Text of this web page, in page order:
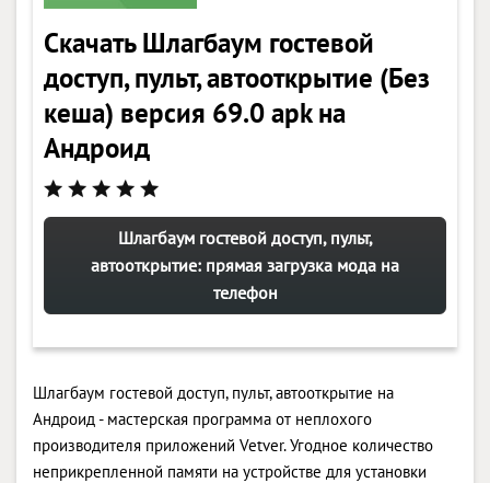
Скачать Шлагбаум гостевой
доступ, пульт, автооткрытие (Без
кеша) версия 69.0 apk на
Андроид
Шлагбаум гостевой доступ, пульт,
автооткрытие: прямая загрузка мода на
телефон
Шлагбаум гостевой доступ, пульт, автооткрытие на
Андроид - мастерская программа от неплохого
производителя приложений Vetver. Угодное количество
неприкрепленной памяти на устройстве для установки